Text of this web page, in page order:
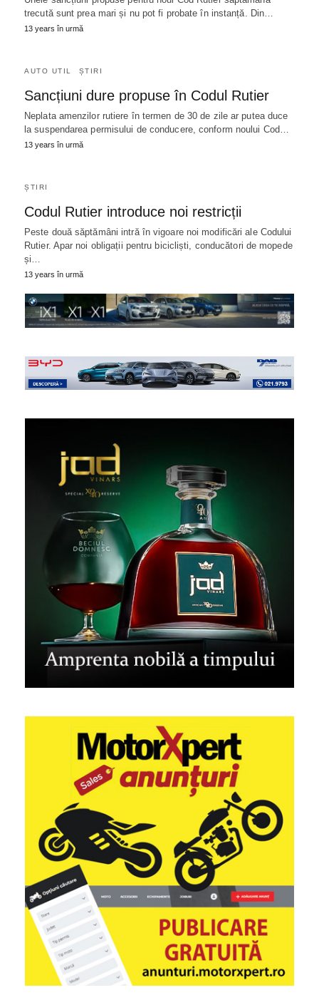
trecută sunt prea mari și nu pot fi probate în instanță. Din…
13 years în urmă
AUTO UTIL ȘTIRI
Sancțiuni dure propuse în Codul Rutier
Neplata amenzilor rutiere în termen de 30 de zile ar putea duce
la suspendarea permisului de conducere, conform noului Cod…
13 years în urmă
ȘTIRI
Codul Rutier introduce noi restricții
Peste două săptămâni intră în vigoare noi modificări ale Codului
Rutier. Apar noi obligații pentru bicicliști, conducători de mopede
și…
13 years în urmă